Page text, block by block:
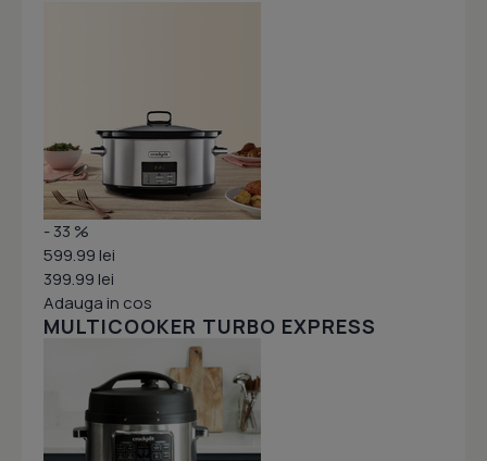
- 33 %
599.99 lei
399.99 lei
Adauga in cos
MULTICOOKER TURBO EXPRESS